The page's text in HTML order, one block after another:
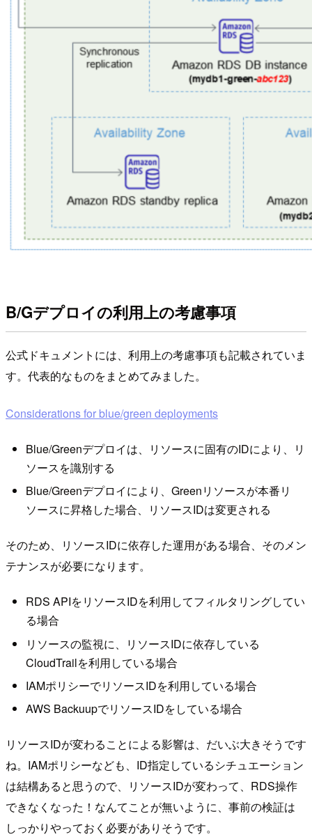
B/Gデプロイの利用上の考慮事項
公式ドキュメントには、利用上の考慮事項も記載されていま
す。代表的なものをまとめてみました。
Considerations for blue/green deployments
Blue/Greenデプロイは、リソースに固有のIDにより、リ
ソースを識別する
Blue/Greenデプロイにより、Greenリソースが本番リ
ソースに昇格した場合、リソースIDは変更される
そのため、リソースIDに依存した運用がある場合、そのメン
テナンスが必要になります。
RDS APIをリソースIDを利用してフィルタリングしてい
る場合
リソースの監視に、リソースIDに依存している
CloudTrailを利用している場合
IAMポリシーでリソースIDを利用している場合
AWS BackuupでリソースIDをしている場合
リソースIDが変わることによる影響は、だいぶ大きそうです
ね。IAMポリシーなども、ID指定しているシチュエーション
は結構あると思うので、リソースIDが変わって、RDS操作
できなくなった！なんてことが無いように、事前の検証は
しっかりやっておく必要がありそうです。